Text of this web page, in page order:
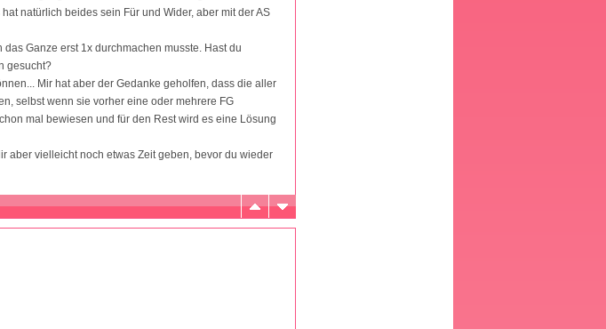
natürlich beides sein Für und Wider, aber mit der AS
Ganze erst 1x durchmachen musste. Hast du
gesucht?
Mir hat aber der Gedanke geholfen, dass die aller
selbst wenn sie vorher eine oder mehrere FG
mal bewiesen und für den Rest wird es eine Lösung
aber vielleicht noch etwas Zeit geben, bevor du wieder